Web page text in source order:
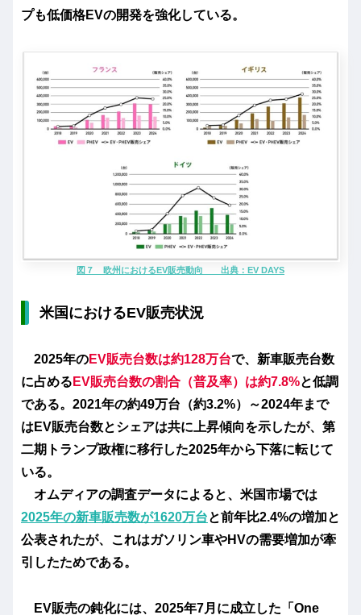
プも低価格EVの開発を強化している。
図７ 欧州におけるEV販売動向 出典：EV DAYS
米国におけるEV販売状況
2025年のEV販売台数は約128万台で、 新車販売台数
に占める EV販売台数の割合（普及率）は約7.8%と低調
である。2021年の約49万台（約3.2%）～2024年まで
はEV販売台数とシェアは共に上昇傾向を示したが、第
二期トランプ政権に移行した2025年から下落に転じて
いる。
オムディアの調査データによると、米国市場では
2025年の新車販売数が1620万台と前年比2.4%の増加と
公表されたが、これはガソリン車やHVの需要増加が牽
引したためである。
EV販売の鈍化には、2025年7月に成立した「One